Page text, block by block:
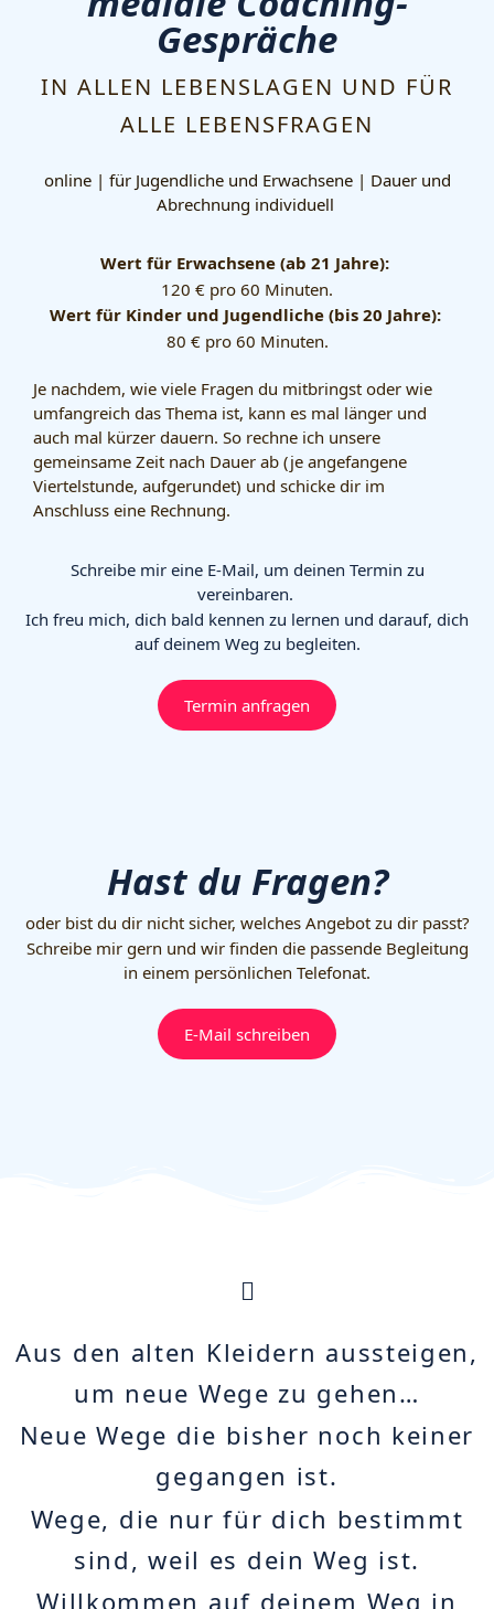
Gespräche
IN ALLEN LEBENSLAGEN UND FÜR
ALLE LEBENSFRAGEN
online | für Jugendlicheund Erwachsene | Dauer und
Abrechnung individuell
Wert für Erwachsene (ab 21 Jahre):
120 € pro 60 Minuten.
Wert für Kinder und Jugendliche (bis 20 Jahre):
80 € pro 60 Minuten.
Je nachdem, wie viele Fragen du mitbringst oder wie
umfangreich das Thema ist, kann es mal länger und
auch mal kürzer dauern. So rechne ich unsere
gemeinsame Zeit nach Dauer ab (je angefangene
Viertelstunde, aufgerundet) und schicke dir im
Anschluss eine Rechnung.
Schreibe mir eine E-Mail, um deinen Termin zu
vereinbaren.
Ich freu mich, dich bald kennen zu lernen und darauf, dich
auf deinem Weg zu begleiten.
Termin anfragen
Hast du Fragen?
oder bist du dir nicht sicher, welches Angebot zu dir passt?
Schreibe mir gern und wir finden die passende Begleitung
in einem persönlichen Telefonat.
E-Mail schreiben
Aus den alten Kleidern aussteigen,
um neue Wege zu gehen…
Neue Wege die bisher noch keiner
gegangen ist.
Wege, die nur für dich bestimmt
sind, weil es dein Weg ist.
Willkommen auf deinem Weg in